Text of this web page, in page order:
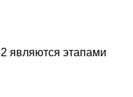
этапами